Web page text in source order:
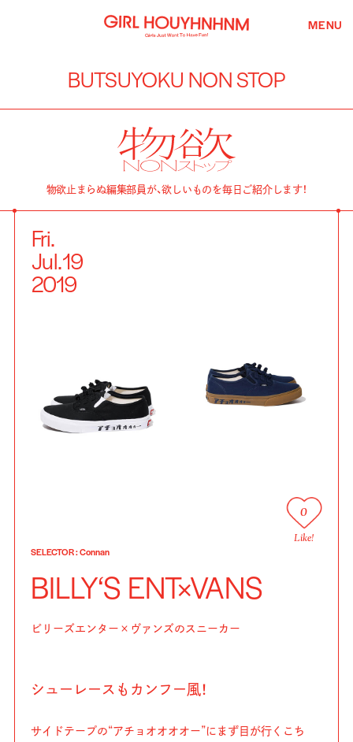
MENU
BUTSUYOKU NON STOP
物欲止まらぬ編集部員が、欲しいものを毎日ご紹介します！
Fri.
Jul.19
2019
0
Like!
SELECTOR:Connan
BILLY‘S ENT×VANS
ビリーズエンター×ヴァンズのスニーカー
シューレースもカンフー風！
サイドテープの“アチョオオオオー”にまず目が行くこち